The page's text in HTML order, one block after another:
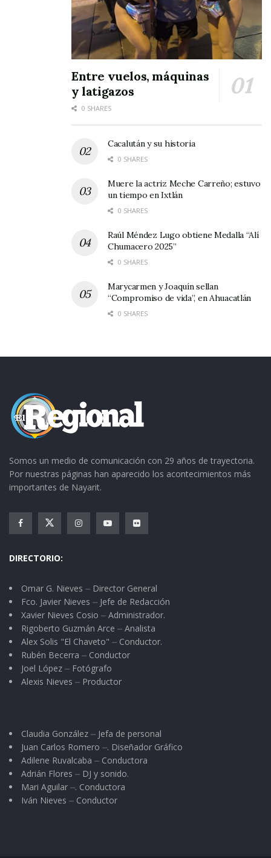
Entre vuelos, máquinas
y latigazos
0 SHARES
Cacalután y su historia
0 SHARES
Muere la actriz Meche Carreño; estuvo
un tiempo en Ixtlán
0 SHARES
Raúl Méndez Lugo obtiene Medalla “Alí
Chumacero 2025”
0 SHARES
Marycarmen y Joaquín sellan
“Compromiso de vida”, en Ahuacatlán
0 SHARES
Somos un medio de comunicación con 29 años de trayectoria.
Por nuestras páginas han aparecido los acontecimientos más
importantes de Nayarit.
DIRECTORIO:
Omar G. Nieves ⏤ Director General
Fco. Javier Nieves ⏤ Jefe de Redacción
Xavier Nieves Cosio ⏤ Administrador.
Rigoberto Guzmán Arce ⏤ Analista
Alex Solis "El Chaveto" ⏤ Conductor.
Rubén Becerra ⏤ Conductor
Joel López ⏤ Fotógrafo
Alexis Nieves ⏤ Productor
Claudia González ⏤ Jefa de personal
Juan Carlos Romero ⏤. Diseñador Gráfico
Adilene Ruvalcaba ⏤ Conductora
Adrián Flores ⏤ DJ y sonido.
Mari Aguilar ⏤. Conductora
Iván Nieves ⏤ Conductor